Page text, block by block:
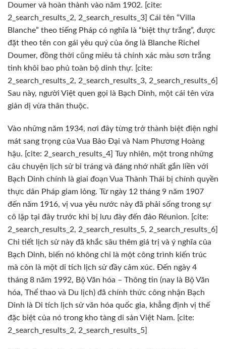
Doumer và hoàn thành vào năm 1902. [cite:
2_search_results_2, 2_search_results_3] Cái tên “Villa
Blanche” theo tiếng Pháp có nghĩa là “biệt thự trắng”, được
đặt theo tên con gái yêu quý của ông là Blanche Richel
Doumer, đồng thời cũng miêu tả chính xác màu sơn trắng
tinh khôi bao phủ toàn bộ dinh thự. [cite:
2_search_results_2, 2_search_results_3, 2_search_results_6]
Sau này, người Việt quen gọi là Bạch Dinh, một cái tên vừa
giản dị vừa thân thuộc.
Vào những năm 1934, nơi đây từng trở thành biệt điện nghỉ
mát sang trọng của Vua Bảo Đại và Nam Phương Hoàng
hậu. [cite: 2_search_results_4] Tuy nhiên, một trong những
câu chuyện lịch sử bi tráng và đáng nhớ nhất gắn liền với
Bạch Dinh chính là giai đoạn Vua Thành Thái bị chính quyền
thực dân Pháp giam lỏng. Từ ngày 12 tháng 9 năm 1907
đến năm 1916, vị vua yêu nước này đã phải sống trong sự
cô lập tại đây trước khi bị lưu đày đến đảo Réunion. [cite:
2_search_results_2, 2_search_results_5, 2_search_results_6]
Chi tiết lịch sử này đã khắc sâu thêm giá trị và ý nghĩa của
Bạch Dinh, biến nó không chỉ là một công trình kiến trúc
mà còn là một di tích lịch sử đầy cảm xúc. Đến ngày 4
tháng 8 năm 1992, Bộ Văn hóa – Thông tin (nay là Bộ Văn
hóa, Thể thao và Du lịch) đã chính thức công nhận Bạch
Dinh là Di tích lịch sử văn hóa quốc gia, khẳng định vị thế
đặc biệt của nó trong kho tàng di sản Việt Nam. [cite:
2_search_results_2, 2_search_results_5]